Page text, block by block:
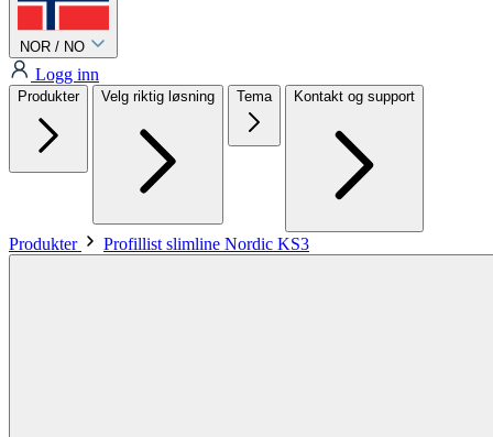
NOR / NO
Logg inn
Produkter Velg riktig løsning Tema Kontakt og support
Produkter Profillist slimline Nordic KS3